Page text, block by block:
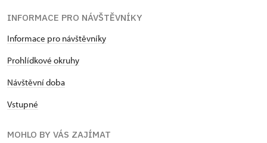
INFORMACE PRO NÁVŠTĚVNÍKY
Informace pro návštěvníky
Prohlídkové okruhy
Návštěvní doba
Vstupné
MOHLO BY VÁS ZAJÍMAT